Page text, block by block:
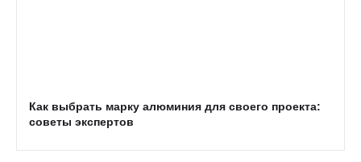
Как выбрать марку алюминия для своего проекта:
советы экспертов